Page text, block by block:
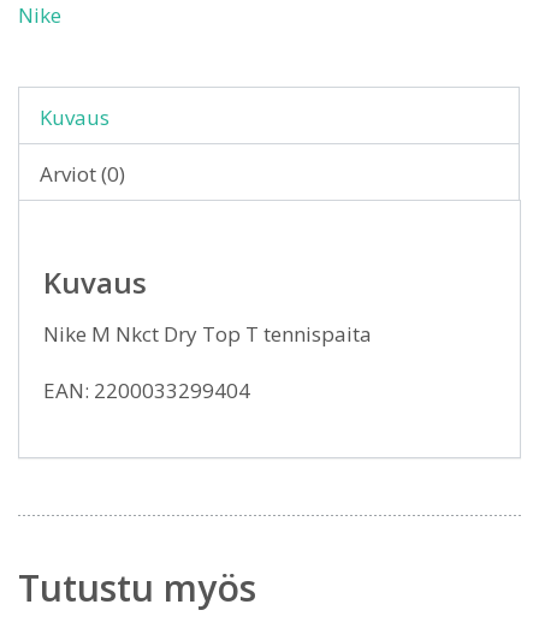
Nike
Kuvaus
Arviot (0)
Kuvaus
Nike M Nkct Dry Top T tennispaita
EAN: 2200033299404
Tutustu myös